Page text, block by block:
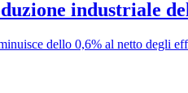
industriale
dello 0,6% al netto degli